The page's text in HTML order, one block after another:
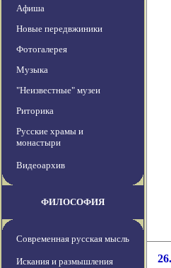
Афиша
Новые передвжиники
Фотогалерея
Музыка
"Неизвестные" музеи
Риторика
Русские храмы и
монастыри
Видеоархив
ФИЛОСОФИЯ
Современная русская мысль
Искания и размышления